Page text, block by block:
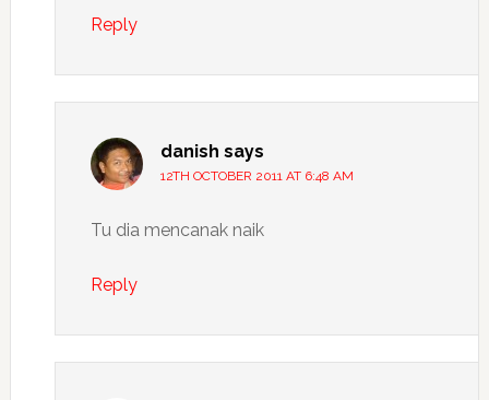
Reply
danish says
12TH OCTOBER 2011 AT 6:48 AM
Tu dia mencanak naik
Reply